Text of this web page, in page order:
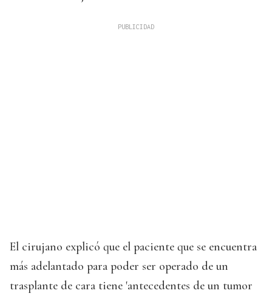
El cirujano explicó que el paciente que se encuentra
más adelantado para poder ser operado de un
trasplante de cara tiene 'antecedentes de un tumor